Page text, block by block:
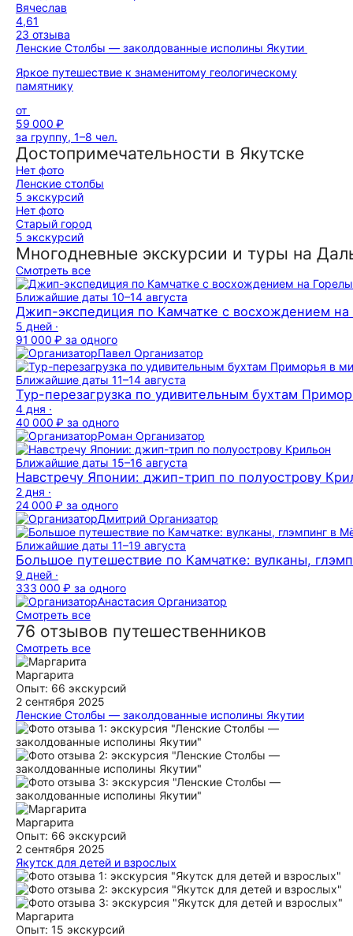
Вячеслав
4,61
23 отзыва
Ленские Столбы — заколдованные исполины Якутии
Яркое путешествие к знаменитому геологическому
памятнику
от
59 000 ₽
за группу, 1–8 чел.
Достопримечательности в Якутске
Нет фото
Ленские столбы
5 экскурсий
Нет фото
Старый город
5 экскурсий
Многодневные экскурсии и туры на
Смотреть все
Ближайшие даты 10–14 августа
Джип-экспедиция по Камчатке с восхождением
5 дней ·
91 000 ₽ за одного
Павел Организатор
Ближайшие даты 11–14 августа
Тур-перезагрузка по удивительным бухтам
4 дня ·
40 000 ₽ за одного
Роман Организатор
Ближайшие даты 15–16 августа
Навстречу Японии: джип-трип по полуострову
2 дня ·
24 000 ₽ за одного
Дмитрий Организатор
Ближайшие даты 11–19 августа
Большое путешествие по Камчатке: вулканы,
9 дней ·
333 000 ₽ за одного
Анастасия Организатор
Смотреть все
76 отзывов путешественников
Смотреть все
Маргарита
Опыт: 66 экскурсий
2 сентября 2025
Ленские Столбы — заколдованные исполины Якутии
Отличная экскурсия. Летела в Якутию с двумя целями:
увидеть Ленские столбы и кимберлитовую трубку в
Мирном. Обе задачи выполнены. Ленские столбы это
конечно что-то. ГИД был Прокопий! Спасибо ему. Учел и
пожелания моей неожиданно появившейся попутчицы и мы
посмотрели еще и древние петроглифы. Заодно и проехали
на катере по Лене подольше. Красота одним словом!
ещё
Маргарита
Опыт: 66 экскурсий
2 сентября 2025
Якутск для детей и взрослых
Замечательная экскурсия для первого знакомства с этим
чудесным краем! ГИД Марина очень интересно
рассказывала. Чувствуется, что человек любит эти места и
с удовольствием делится своей любовью. Угостила
местными вкусняшками и, учитывая наш интерес
Маргарита
Опыт: 15 экскурсий